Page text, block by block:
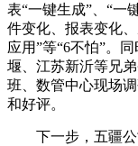
表“一键生成”、“一
件变化、报表变化
应用”等“6不怕”。
堰、江苏新沂等兄
班、数管中心现场
和好评。
下一步，五疆